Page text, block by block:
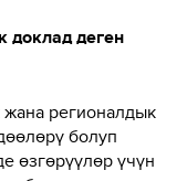
доклад деген
жана регионалдык
болуп
өзгөрүүлөр үчүн